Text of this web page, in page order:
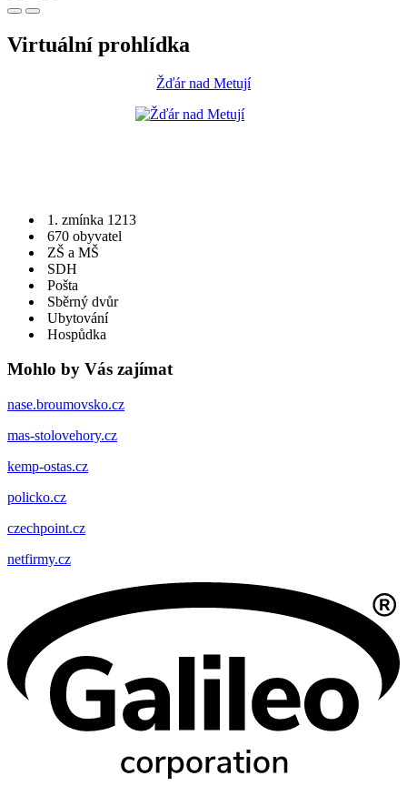
Virtuální prohlídka
Žďár nad Metují
1. zmínka 1213
670 obyvatel
ZŠ a MŠ
SDH
Pošta
Sběrný dvůr
Ubytování
Hospůdka
Mohlo by Vás zajímat
nase.broumovsko.cz
mas-stolovehory.cz
kemp-ostas.cz
policko.cz
czechpoint.cz
netfirmy.cz